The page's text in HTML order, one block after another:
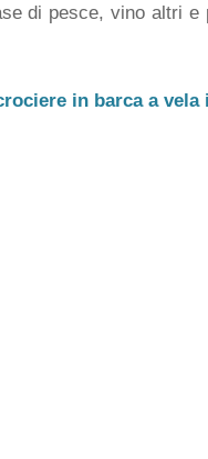
di pesce, vino altri
in barca a vela